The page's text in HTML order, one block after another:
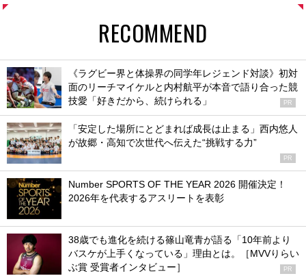
RECOMMEND
《ラグビー界と体操界の同学年レジェンド対談》初対
面のリーチマイケルと内村航平が本音で語り合った競
技愛「好きだから、続けられる」
PR
「安定した場所にとどまれば成長は止まる」西内悠人
が故郷・高知で次世代へ伝えた“挑戦する力”
PR
Number SPORTS OF THE YEAR 2026 開催決定！
2026年を代表するアスリートを表彰
38歳でも進化を続ける篠山竜青が語る「10年前より
バスケが上手くなっている」理由とは。［MVVりらい
ぶ賞 受賞者インタビュー］
PR